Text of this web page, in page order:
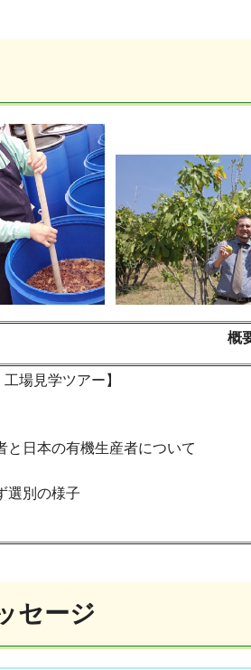
概
場見学ツアー】
と日本の有機生産者について
選別の様子
セージ